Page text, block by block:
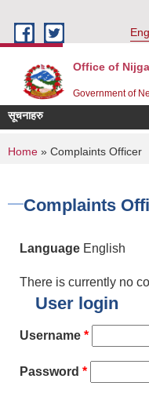
Office of
Government of
सूचनाहरु
You are here
Home » Complaints Officer
Complaints
Language English
There is currently no
User login
Username *
Password *